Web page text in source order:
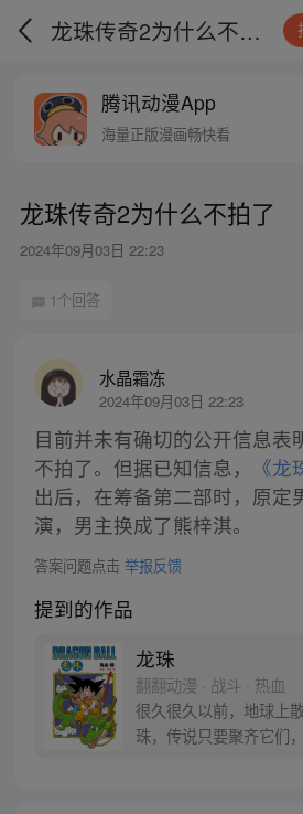
龙珠传奇2为什么不拍了
腾讯动漫App
海量正版漫画畅快看
龙珠传奇2为什么不拍了
2024年09月03日 22:23
1个回答
水晶霜冻
2024年09月03日 22:23
目前并未有确切的公开信息表
不拍了。但据已知信息，
《龙
出后，在筹备第二部时，原定
演，男主换成了熊梓淇。
答案问题点击 举报反馈
提到的作品
龙珠
翻翻动漫 · 战斗 · 热血
很久很久以前，地球上
珠，传说只要聚齐它们